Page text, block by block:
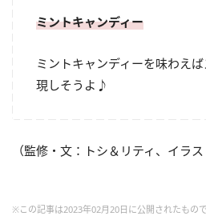
ミントキャンディー
ミントキャンディーを味わえ
現しそうよ♪
（監修・文：トシ＆リティ、イラス
※この記事は2023年02月20日に公開されたもの